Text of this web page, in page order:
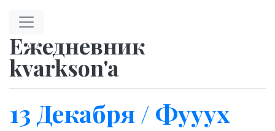
Ежедневник
kvarkson'a
13 Декабря / Фууух